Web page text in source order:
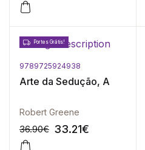
Portes Grátis!
9789725924938
Arte da Sedução, A
Robert Greene
36.90€ 33.21€